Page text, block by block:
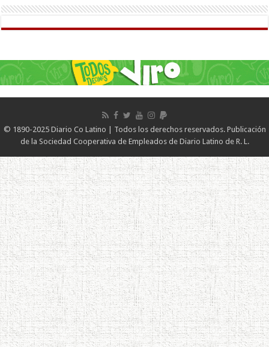
© 1890-2025 Diario Co Latino | Todos los derechos reservados. Publicación
de la Sociedad Cooperativa de Empleados de Diario Latino de R. L.